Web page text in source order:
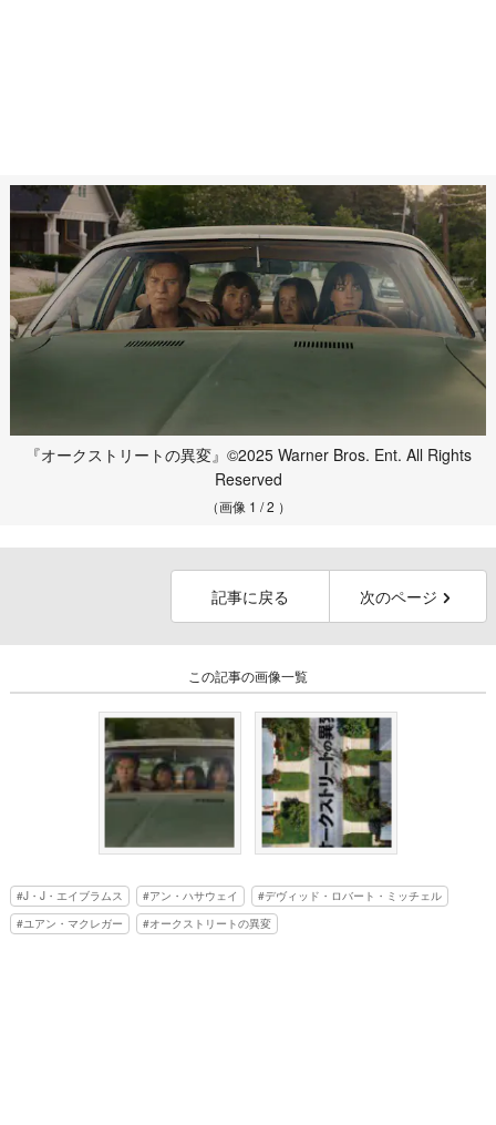
『オークストリートの異変』©︎2025 Warner Bros. Ent. All Rights
Reserved
（画像 1 / 2 ）
記事に戻る 次のページ
この記事の画像一覧
J・J・エイブラムス アン・ハサウェイ
デヴィッド・ロバート・ミッチェル
ユアン・マクレガー
オークストリートの異変